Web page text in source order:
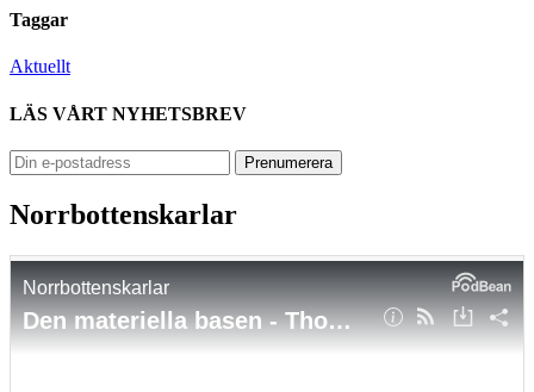
Taggar
Aktuellt
LÄS VÅRT NYHETSBREV
Norrbottenskarlar